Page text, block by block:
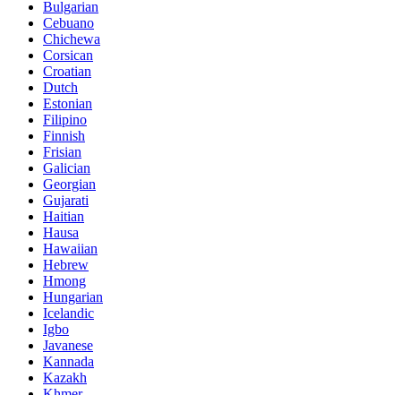
Bulgarian
Cebuano
Chichewa
Corsican
Croatian
Dutch
Estonian
Filipino
Finnish
Frisian
Galician
Georgian
Gujarati
Haitian
Hausa
Hawaiian
Hebrew
Hmong
Hungarian
Icelandic
Igbo
Javanese
Kannada
Kazakh